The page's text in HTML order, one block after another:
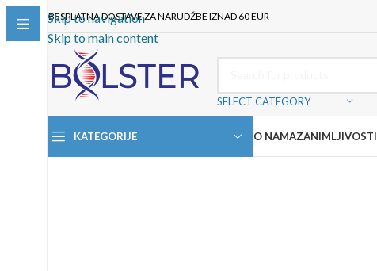
Skip to navigation
Skip to main content
BESPLATNA DOSTAVE ZA NARUDŽBE IZNAD 60 EUR
SELECT CATEGORY
KATEGORIJE O NAMAZANIMLJIVOSTI